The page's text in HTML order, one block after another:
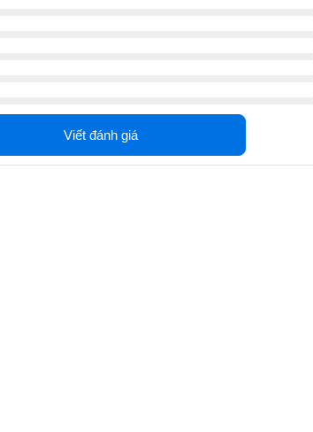
kế dạng loa full hai đường tiếng với
Loa hai đường tiếng gây ấn tượng bởi
âm lớn, động, ấm. Thiết kế hai đường tiếng
phần thể hiện được sắc thái của từng loại
cảm nhận được chất âm tốt hơn.
Viết đánh giá